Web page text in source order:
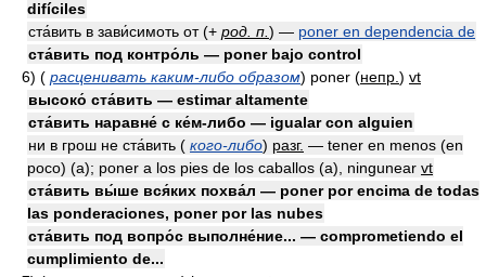
difíciles
ста́вить в зави́симоть от(+ род. п. ) — poner en dependencia de
ста́вить под контро́ль — poner bajo control
6) ( расценивать каким-либо образом) poner (непр. ) vt
высоко́ ста́вить — estimar altamente
ста́вить наравне́ с ке́м-либо — igualar con alguien
ни в грош не ста́вить ( кого-либо) разг. — tener en menos (en
poco) (a); poner a los pies de los caballos (a), ningunear vt
ста́вить вы́ше вся́ких похва́л — poner por encima de todas
las ponderaciones, poner por las nubes
ста́вить под вопро́с выполне́ние... — comprometiendo el
cumplimiento de...